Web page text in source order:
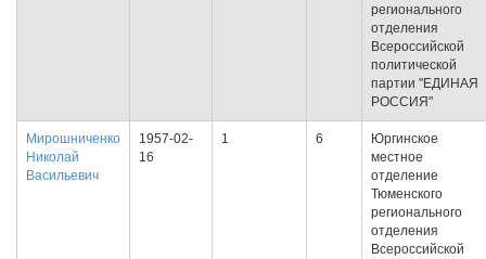
регионального
отделения
Всероссийской
политической
партии "ЕДИНАЯ
РОССИЯ"
Мирошниченко
Николай
Васильевич
1957-02-
16
1 6
Юргинское
местное
отделение
Тюменского
регионального
отделения
Всероссийской